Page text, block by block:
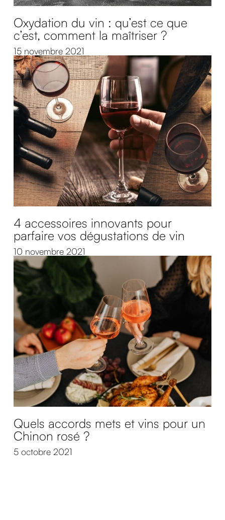
Oxydation du vin : qu’est ce que
c’est, comment la maîtriser ?
15 novembre 2021
4 accessoires innovants pour
parfaire vos dégustations de vin
10 novembre 2021
Quels accords mets et vins pour un
Chinon rosé ?
5 octobre 2021